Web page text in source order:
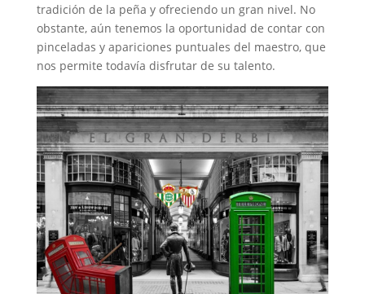
tradición de la peña y ofreciendo un gran nivel. No
obstante, aún tenemos la oportunidad de contar con
pinceladas y apariciones puntuales del maestro, que
nos permite todavía disfrutar de su talento.